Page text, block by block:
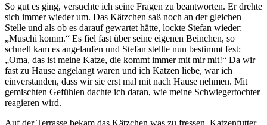
So gut es ging, versuchte ich seine Fragen zu beantworten. Er drehte
sich immer wieder um. Das Kätzchen saß noch an der gleichen
Stelle und als ob es darauf gewartet hätte, lockte Stefan wieder:
Muschi komm.
Es fiel fast über seine eigenen Beinchen, so
schnell kam es angelaufen und Stefan stellte nun bestimmt fest:
Oma, das ist meine Katze, die kommt immer mit mir mit!
Da wir
fast zu Hause angelangt waren und ich Katzen liebe, war ich
einverstanden, dass wir sie erst mal mit nach Hause nehmen. Mit
gemischten Gefühlen dachte ich daran, wie meine Schwiegertochter
reagieren wird.
Auf der Terrasse bekam das Kätzchen was zu fressen, Katzenfutter